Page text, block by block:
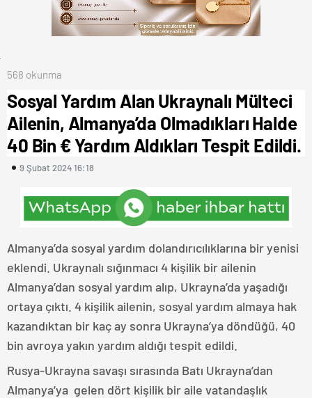
568 okunma
Sosyal Yardım Alan Ukraynalı Mülteci
Ailenin, Almanya’da Olmadıkları Halde
40 Bin € Yardım Aldıkları Tespit Edildi.
9 Şubat 2024 16:18
Almanya’da sosyal yardım dolandırıcılıklarına bir yenisi
eklendi. Ukraynalı sığınmacı 4 kişilik bir ailenin
Almanya’dan sosyal yardım alıp, Ukrayna’da yaşadığı
ortaya çıktı. 4 kişilik ailenin, sosyal yardım almaya hak
kazandıktan bir kaç ay sonra Ukrayna’ya döndüğü, 40
bin avroya yakın yardım aldığı tespit edildi.
Rusya-Ukrayna savaşı sırasında Batı Ukrayna’dan
Almanya’ya gelen dört kişilik bir aile vatandaşlık